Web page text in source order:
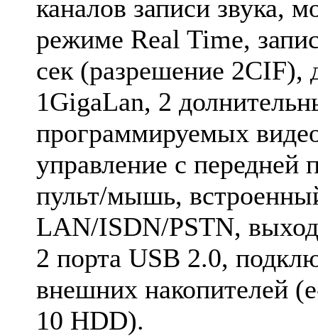
каналов записи звука,
режиме Real Time,
сек (разрешение 2CIF),
1GigaLan, 2
программируемых
управление с передней
пульт/мышь,
LAN/ISDN/PSTN,
2 порта USB 2.0,
внешних накопителей
10 HDD).